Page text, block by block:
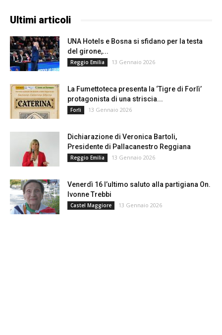
Ultimi articoli
UNA Hotels e Bosna si sfidano per la testa
del girone,...
Reggio Emilia 13 Gennaio 2026
La Fumettoteca presenta la ‘Tigre di Forlì’
protagonista di una striscia...
Forli 13 Gennaio 2026
Dichiarazione di Veronica Bartoli,
Presidente di Pallacanestro Reggiana
Reggio Emilia 13 Gennaio 2026
Venerdì 16 l’ultimo saluto alla partigiana On.
Ivonne Trebbi
Castel Maggiore 13 Gennaio 2026